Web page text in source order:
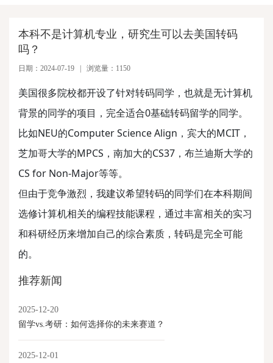
本科不是计算机专业，研究生可以去美国转码
吗？
日期：2024-07-19 | 浏览量：1150
美国很多院校都开设了针对转码同学，也就是无计算机
背景的同学的项目，完全适合0基础转码留学的同学。
比如NEU的Computer Science Align，宾大的MCIT，
芝加哥大学的MPCS，南加大的CS37，布兰迪斯大学的
CS for Non-Major等等。
但由于竞争激烈，我建议希望转码的同学们在本科期间
选修计算机相关的编程技能课程，通过丰富相关的实习
和科研经历来增加自己的综合素质，转码是完全可能
的。
推荐新闻
2025-12-20
留学vs.考研：如何选择你的未来赛道？
2025-12-01